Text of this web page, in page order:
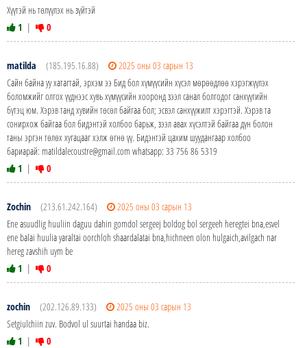
Хүүтэй нь төлүүлэх нь зүйтэй
1 | 0
matilda (185.195.16.88)
2025 оны 03 сарын 13
Сайн байна уу хатагтай, эрхэм ээ Бид бол хүмүүсийн хүсэл мөрөөдлөө хэрэгжүүлэх
боломжийг олгох үүднээс хувь хүмүүсийн хооронд зээл санал болгодог санхүүгийн
бүтэц юм. Хэрэв танд хувийн төсөл байгаа бол; эсвэл санхүүжилт хэрэгтэй. Хэрэв та
сонирхож байгаа бол бидэнтэй холбоо барьж, зээл авах хүсэлтэй байгаа дүн болон
таны эргэн төлөх хугацааг хэлж өгнө үү. Бидэнтэй цахим шуудангаар холбоо
бариарай: matildalecoustre@gmail.com whatsapp: 33 756 86 5319
1 | 0
Zochin (213.61.242.164)
2025 оны 03 сарын 13
Ene asuudlig huuliin daguu dahin gomdol sergeej boldog bol sergeeh heregtei bna,esvel
ene balai huulia yaraltai oorchloh shaardalatai bna,hichneen olon hulgaich,avilgach nar
hereg zavshih uym be
1 | 0
zochin (202.126.89.133)
2025 оны 03 сарын 13
Setgiulchiin zuv. Bodvol ul suurtai handaa biz.
1 | 0